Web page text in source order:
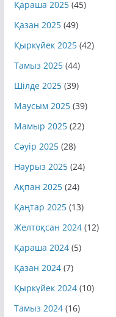
Қараша 2025(45)
Қазан 2025(49)
Қыркүйек 2025(42)
Тамыз 2025(44)
Шілде 2025(39)
Маусым 2025(39)
Мамыр 2025(22)
Сәуір 2025(28)
Наурыз 2025(24)
Ақпан 2025(24)
Қаңтар 2025(13)
Желтоқсан 2024(12)
Қараша 2024(5)
Қазан 2024(7)
Қыркүйек 2024(10)
Тамыз 2024(16)